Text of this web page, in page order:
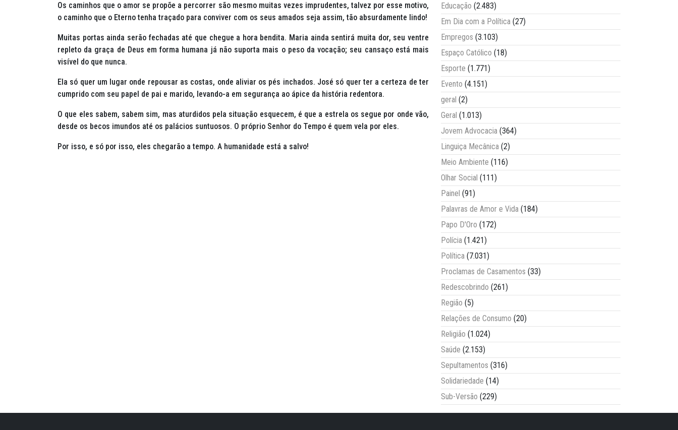
Os caminhos que o amor se propõe a percorrer são mesmo muitas vezes imprudentes, talvez por esse motivo,
o caminho que o Eterno tenha traçado para conviver com os seus amados seja assim, tão absurdamente lindo!
Muitas portas ainda serão fechadas até que chegue a hora bendita. Maria ainda sentirá muita dor, seu ventre
repleto da graça de Deus em forma humana já não suporta mais o peso da vocação; seu cansaço está mais
visível do que nunca.
Ela só quer um lugar onde repousar as costas, onde aliviar os pés inchados. José só quer ter a certeza de ter
cumprido com seu papel de pai e marido, levando-a em segurança ao ápice da história redentora.
O que eles sabem, sabem sim, mas aturdidos pela situação esquecem, é que a estrela os segue por onde vão,
desde os becos imundos até os palácios suntuosos. O próprio Senhor do Tempo é quem vela por eles.
Por isso, e só por isso, eles chegarão a tempo. A humanidade está a salvo!
Educação (2.483)
Em Dia com a Política (27)
Empregos (3.103)
Espaço Católico (18)
Esporte (1.771)
Evento (4.151)
geral (2)
Geral (1.013)
Jovem Advocacia (364)
Linguiça Mecânica (2)
Meio Ambiente (116)
Olhar Social (111)
Painel (91)
Palavras de Amor e Vida (184)
Papo D'Oro (172)
Polícia (1.421)
Política (7.031)
Proclamas de Casamentos (33)
Redescobrindo (261)
Região (5)
Relações de Consumo (20)
Religião (1.024)
Saúde (2.153)
Sepultamentos (316)
Solidariedade (14)
Sub-Versão (229)